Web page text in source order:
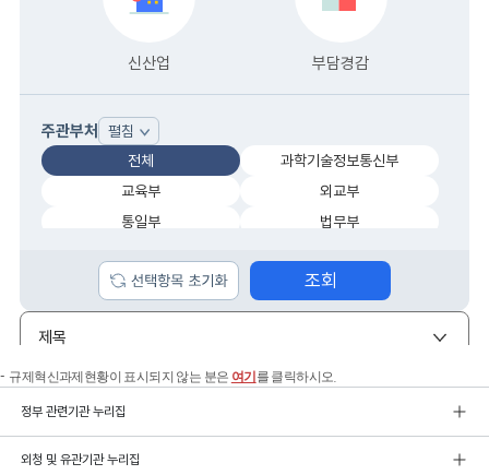
규제혁신과제현황이 표시되지 않는 분은 여기 를 클릭하시오.
정부 관련기관 누리집
외청 및 유관기관 누리집